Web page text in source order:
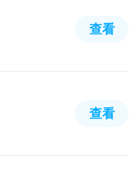
查看
查看